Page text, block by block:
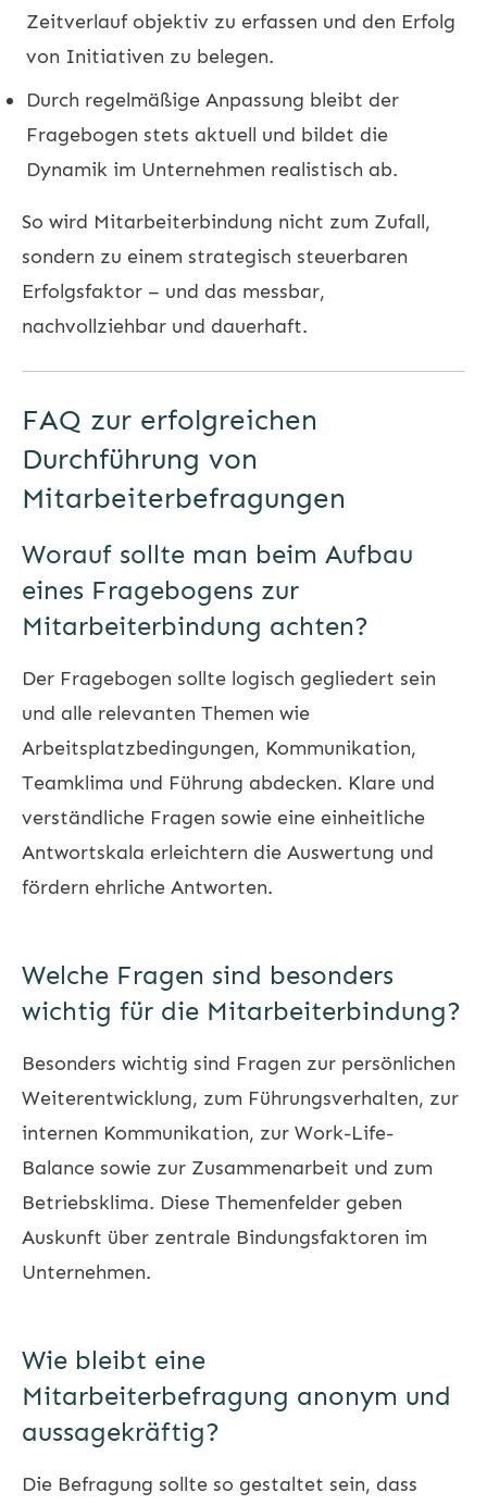
Zeitverlauf objektiv zu erfassen und den Erfolg
von Initiativen zu belegen.
Durch regelmäßige Anpassung bleibt der
Fragebogen stets aktuell und bildet die
Dynamik im Unternehmen realistisch ab.
So wird Mitarbeiterbindung nicht zum Zufall,
sondern zu einem strategisch steuerbaren
Erfolgsfaktor – und das messbar,
nachvollziehbar und dauerhaft.
FAQ zur erfolgreichen
Durchführung von
Mitarbeiterbefragungen
Worauf sollte man beim Aufbau
eines Fragebogens zur
Mitarbeiterbindung achten?
Der Fragebogen sollte logisch gegliedert sein
und alle relevanten Themen wie
Arbeitsplatzbedingungen, Kommunikation,
Teamklima und Führung abdecken. Klare und
verständliche Fragen sowie eine einheitliche
Antwortskala erleichtern die Auswertung und
fördern ehrliche Antworten.
Welche Fragen sind besonders
wichtig für die Mitarbeiterbindung?
Besonders wichtig sind Fragen zur persönlichen
Weiterentwicklung, zum Führungsverhalten, zur
internen Kommunikation, zur Work-Life-
Balance sowie zur Zusammenarbeit und zum
Betriebsklima. Diese Themenfelder geben
Auskunft über zentrale Bindungsfaktoren im
Unternehmen.
Wie bleibt eine
Mitarbeiterbefragung anonym und
aussagekräftig?
Die Befragung sollte so gestaltet sein, dass